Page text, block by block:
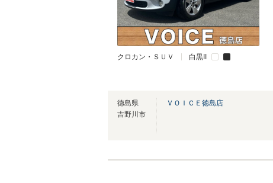
クロカン・ＳＵＶ 白黒II
徳島県
吉野川市
ＶＯＩＣＥ徳島店